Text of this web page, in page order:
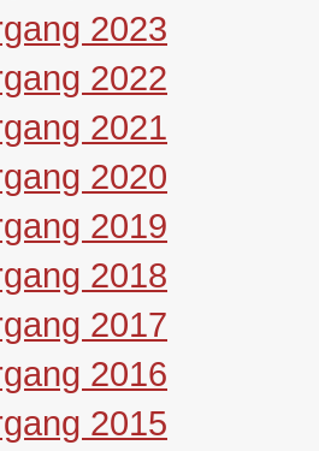
2023
2022
2021
2020
2019
2018
2017
2016
2015